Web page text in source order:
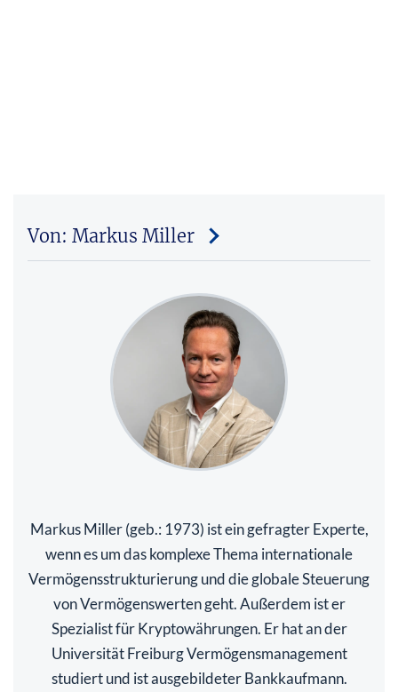
Von: Markus Miller
Markus Miller (geb.: 1973) ist ein gefragter Experte,
wenn es um das komplexe Thema internationale
Vermögensstrukturierung und die globale Steuerung
von Vermögenswerten geht. Außerdem ist er
Spezialist für Kryptowährungen. Er hat an der
Universität Freiburg Vermögensmanagement
studiert und ist ausgebildeter Bankkaufmann.